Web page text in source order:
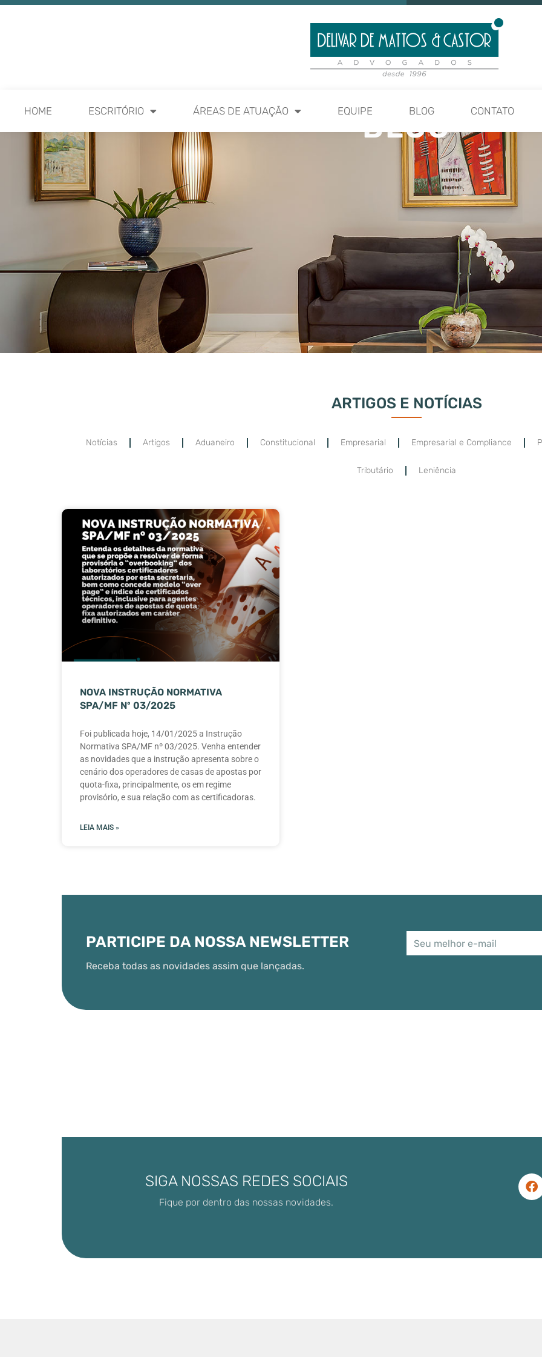
HOME ESCRITÓRIO ÁREAS DE ATUAÇÃO EQUIPE BLOG CONTATO
BLOG
ARTIGOS E NOTÍCIAS
Notícias Artigos Aduaneiro Constitucional Empresarial Empresarial e Compliance
Tributário Leniência
NOVA INSTRUÇÃO NORMATIVA
SPA/MF Nº 03/2025
Foi publicada hoje, 14/01/2025 a Instrução
Normativa SPA/MF nº 03/2025. Venha entender
as novidades que a instrução apresenta sobre o
cenário dos operadores de casas de apostas por
quota-fixa, principalmente, os em regime
provisório, e sua relação com as certificadoras.
LEIA MAIS »
PARTICIPE DA NOSSA NEWSLETTER
Receba todas as novidades assim que lançadas.
SIGA NOSSAS REDES SOCIAIS
Fique por dentro das nossas novidades.